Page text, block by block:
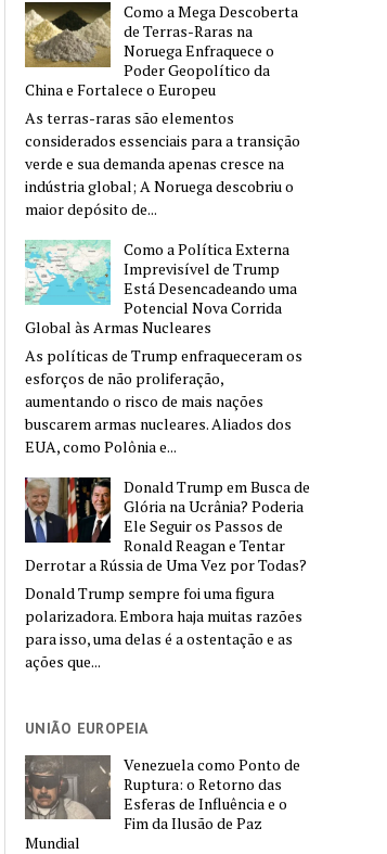
Como a Mega Descoberta
de Terras-Raras na
Noruega Enfraquece o
Poder Geopolítico da
China e Fortalece o Europeu
As terras-raras são elementos
considerados essenciais para a transição
verde e sua demanda apenas cresce na
indústria global; A Noruega descobriu o
maior depósito de...
Como a Política Externa
Imprevisível de Trump
Está Desencadeando uma
Potencial Nova Corrida
Global às Armas Nucleares
As políticas de Trump enfraqueceram os
esforços de não proliferação,
aumentando o risco de mais nações
buscarem armas nucleares. Aliados dos
EUA, como Polônia e...
Donald Trump em Busca de
Glória na Ucrânia? Poderia
Ele Seguir os Passos de
Ronald Reagan e Tentar
Derrotar a Rússia de Uma Vez por Todas?
Donald Trump sempre foi uma figura
polarizadora. Embora haja muitas razões
para isso, uma delas é a ostentação e as
ações que...
UNIÃO EUROPEIA
Venezuela como Ponto de
Ruptura: o Retorno das
Esferas de Influência e o
Fim da Ilusão de Paz
Mundial